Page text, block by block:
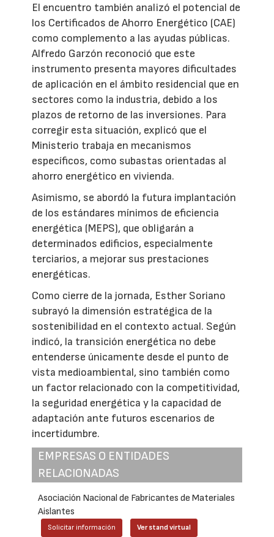
El encuentro también analizó el potencial de
los Certificados de Ahorro Energético (CAE)
como complemento a las ayudas públicas.
Alfredo Garzón reconoció que este
instrumento presenta mayores dificultades
de aplicación en el ámbito residencial que en
sectores como la industria, debido a los
plazos de retorno de las inversiones. Para
corregir esta situación, explicó que el
Ministerio trabaja en mecanismos
específicos, como subastas orientadas al
ahorro energético en vivienda.
Asimismo, se abordó la futura implantación
de los estándares mínimos de eficiencia
energética (MEPS), que obligarán a
determinados edificios, especialmente
terciarios, a mejorar sus prestaciones
energéticas.
Como cierre de la jornada, Esther Soriano
subrayó la dimensión estratégica de la
sostenibilidad en el contexto actual. Según
indicó, la transición energética no debe
entenderse únicamente desde el punto de
vista medioambiental, sino también como
un factor relacionado con la competitividad,
la seguridad energética y la capacidad de
adaptación ante futuros escenarios de
incertidumbre.
EMPRESAS O ENTIDADES
RELACIONADAS
Asociación Nacional de Fabricantes de Materiales
Aislantes
Solicitar información Ver stand virtual